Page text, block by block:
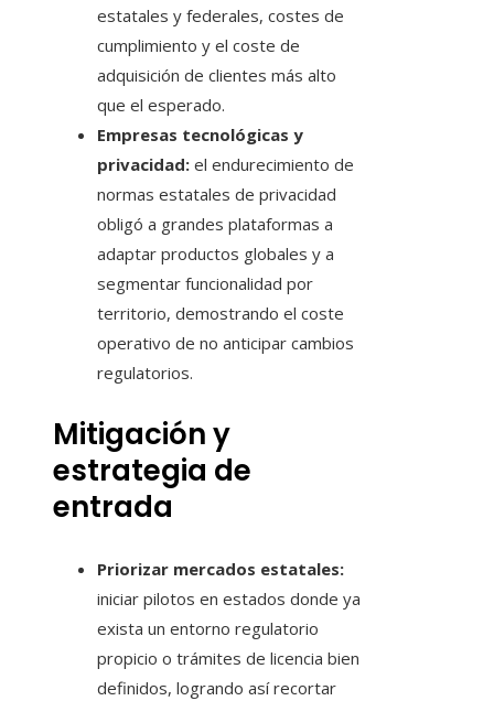
estatales y federales, costes de
cumplimiento y el coste de
adquisición de clientes más alto
que el esperado.
Empresas tecnológicas y
privacidad: el endurecimiento de
normas estatales de privacidad
obligó a grandes plataformas a
adaptar productos globales y a
segmentar funcionalidad por
territorio, demostrando el coste
operativo de no anticipar cambios
regulatorios.
Mitigación y
estrategia de
entrada
Priorizar mercados estatales:
iniciar pilotos en estados donde ya
exista un entorno regulatorio
propicio o trámites de licencia bien
definidos, logrando así recortar